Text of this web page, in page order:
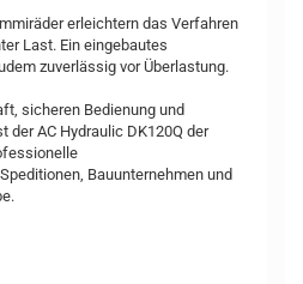
erleichtern das Verfahren
Last. Ein eingebautes
zuverlässig vor Überlastung.
sicheren Bedienung und
der AC Hydraulic DK120Q der
Bauunternehmen und